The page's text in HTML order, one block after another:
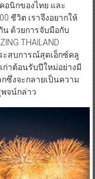
อนิกของไทย และ
ชีวิต เราจึงอยากให้
ด้วยการจับมือกับ
THAILAND
ระสบการณ์สุดเอ็กซ์คลู
ก่าต้อนรับปีใหม่อย่างมี
ซึ่งจะกลายเป็นความ
จน์กล่าว